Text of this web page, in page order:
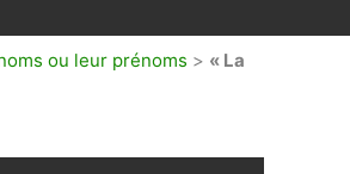
ou leur prénoms > « La